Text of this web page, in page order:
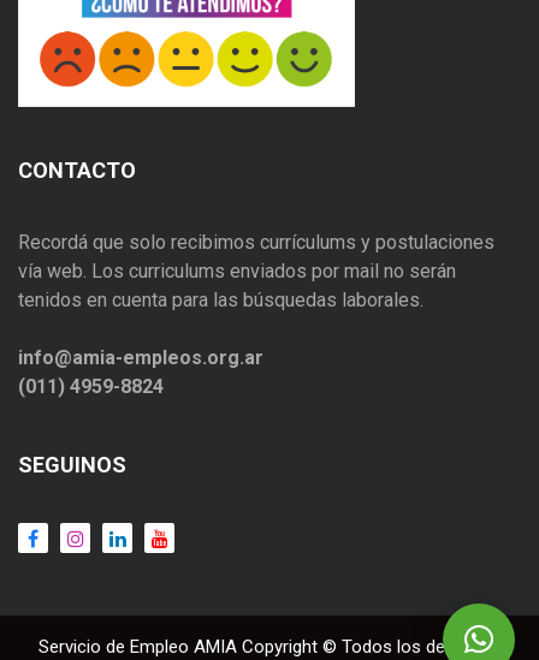
CONTACTO
Recordá que solo recibimos currículums y postulaciones
vía web. Los curriculums enviados por mail no serán
tenidos en cuenta para las búsquedas laborales.
info@amia-empleos.org.ar
(011) 4959-8824
SEGUINOS
Servicio de Empleo AMIA Copyright © Todos los derechos